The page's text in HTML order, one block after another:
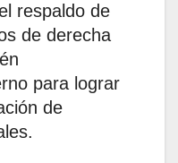
respaldo de
de derecha
para lograr
de